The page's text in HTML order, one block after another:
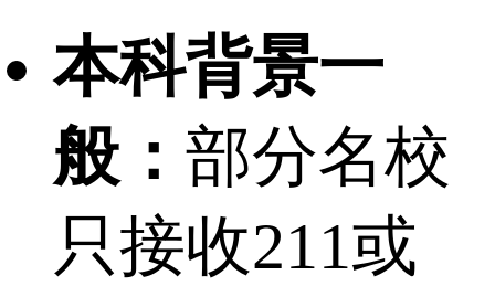
本科背景一
般： 部分名校
只接收211或